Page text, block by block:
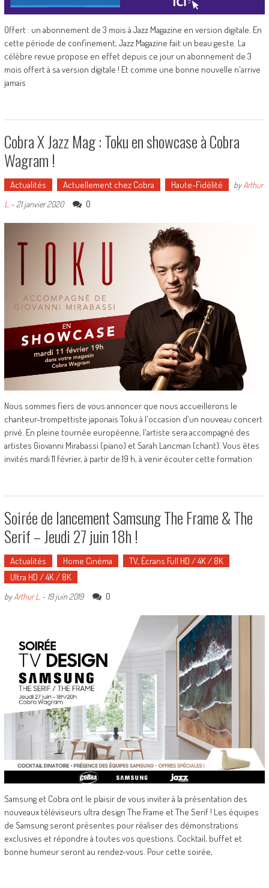
Offert : un abonnement de 3 mois à Jazz Magazine en version digitale. En
cette période de confinement, Jazz Magazine fait un beau geste. La
célèbre revue propose en effet depuis ce jour un abonnement de 3
mois offert à sa version digitale ! Et comme une bonne nouvelle n'arrive
jamais
Cobra X Jazz Mag : Toku en showcase à Cobra
Wagram !
Actualités Actuellement chez Cobra Haute-Fidélité byArthur
L. - 21 janvier 2020 0
Nous sommes fiers de vous annoncer que nous accueillerons le
chanteur-trompettiste japonais Toku à l'occasion d'un nouveau concert
privé. En pleine tournée européenne, l'artiste sera accompagné des
artistes Giovanni Mirabassi (piano) et Sarah Lancman (chant). Vous êtes
invités mardi 11 février, à partir de 19 h, à venir écouter cette formation
Soirée de lancement Samsung The Frame & The
Serif – Jeudi 27 juin 18h !
Actualités Home Cinéma
TV, Écrans Full HD / 4K / 8K
Ultra HD / 4K / 8K
byArthur L. - 19 juin 2019 0
Samsung et Cobra ont le plaisir de vous inviter à la présentation des
nouveaux téléviseurs ultra design The Frame et The Serif ! Les équipes
de Samsung seront présentes pour réaliser des démonstrations
exclusives et répondre à toutes vos questions. Cocktail, buffet et
bonne humeur seront au rendez-vous. Pour cette soirée,